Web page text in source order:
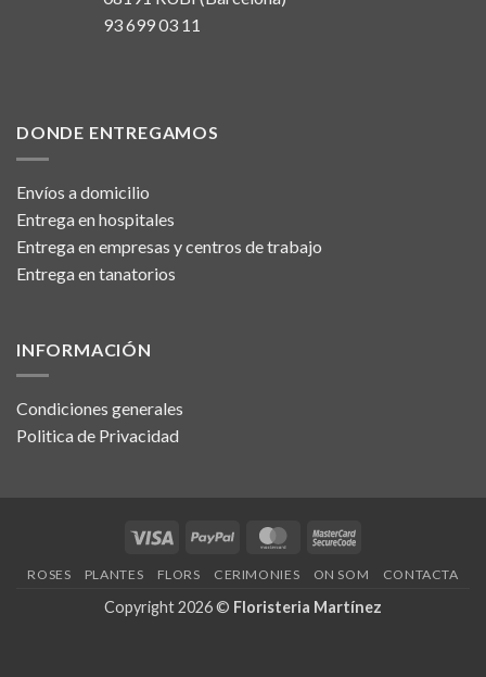
93 699 03 11
DONDE ENTREGAMOS
Envíos a domicilio
Entrega en hospitales
Entrega en empresas y centros de trabajo
Entrega en tanatorios
INFORMACIÓN
Condiciones generales
Politica de Privacidad
Visa PayPal MasterCardMasterCard
ROSES PLANTES FLORS CERIMONIES ON SOM CONTACTA
Copyright 2026 © Floristeria Martínez